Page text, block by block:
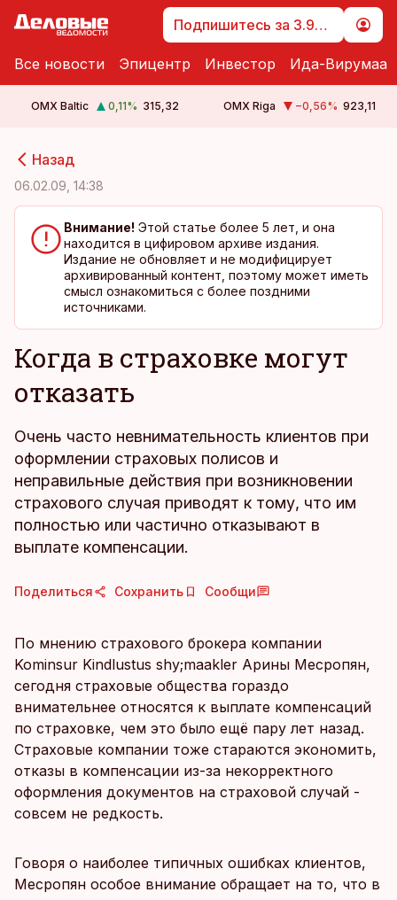
Подпишитесь за 3.99 €
Все новости Эпицентр Инвестор Ида-Вирумаа
OMX Baltic 0,11% 315,32 OMX Riga −0,56% 923,11
Назад
06.02.09, 14:38
Внимание! Этой статье более 5 лет, и она
находится в цифировом архиве издания.
Издание не обновляет и не модифицирует
архивированный контент, поэтому может иметь
смысл ознакомиться с более поздними
источниками.
Когда в страховке могут
отказать
Очень часто невнимательность клиентов при
оформлении страховых полисов и
неправильные действия при возникновении
страхового случая приводят к тому, что им
полностью или частично отказывают в
выплате компенсации.
Поделиться Сохранить Сообщи
По мнению страхового брокера компании
Kominsur Kindlustus shy;maakler Арины Месропян,
сегодня страховые общества гораздо
внимательнее относятся к выплате компенсаций
по страховке, чем это было ещё пару лет назад.
Страховые компании тоже стараются экономить,
отказы в компенсации из-за некорректного
оформления документов на страховой случай -
совсем не редкость.
Говоря о наиболее типичных ошибках клиентов,
Месропян особое внимание обращает на то, что в